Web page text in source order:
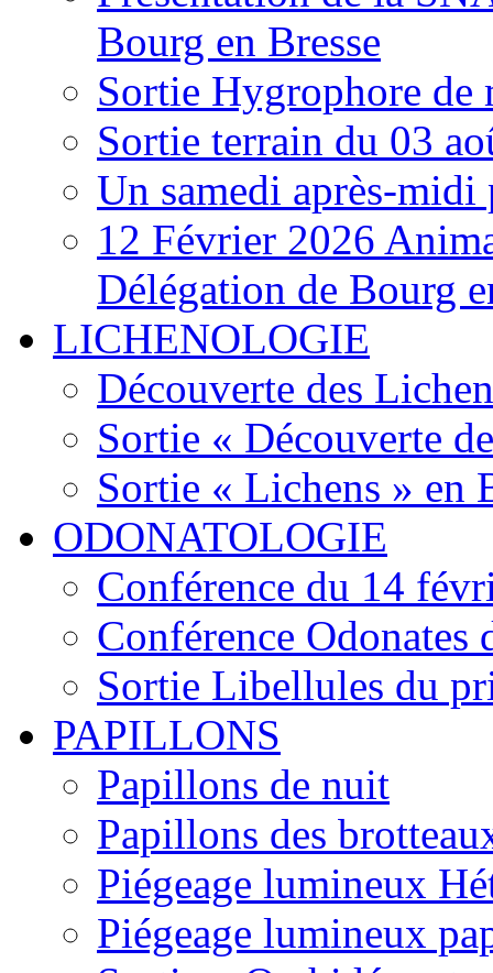
Bourg en Bresse
Sortie Hygrophore de
Sortie terrain du 03
Un samedi après-
12 Février 2026
Délégation de Bourg
LICHENOLOGIE
Découverte des
Sortie « Découverte
Sortie « Lichens » en
ODONATOLOGIE
Conférence du 14
Conférence
Sortie Libellules du
PAPILLONS
Papillons de nuit
Papillons des
Piégeage lumineux
Piégeage lumineux